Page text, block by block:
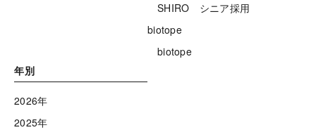
SHIRO シニア採用
biotope
biotope
年別
2026年
2025年